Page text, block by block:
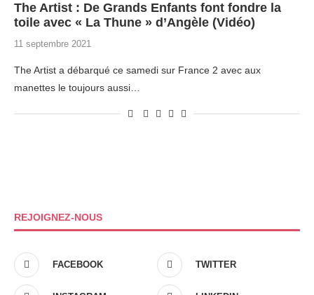
The Artist : De Grands Enfants font fondre la
toile avec « La Thune » d’Angèle (Vidéo)
11 septembre 2021
The Artist a débarqué ce samedi sur France 2 avec aux
manettes le toujours aussi…
REJOIGNEZ-NOUS
FACEBOOK TWITTER